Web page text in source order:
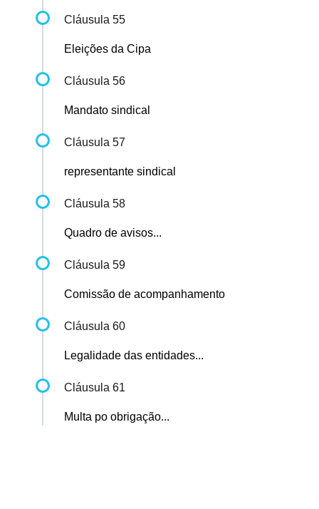
Cláusula 55
Eleições da Cipa
Cláusula 56
Mandato sindical
Cláusula 57
representante sindical
Cláusula 58
Quadro de avisos...
Cláusula 59
Comissão de acompanhamento
Cláusula 60
Legalidade das entidades...
Cláusula 61
Multa po obrigação...